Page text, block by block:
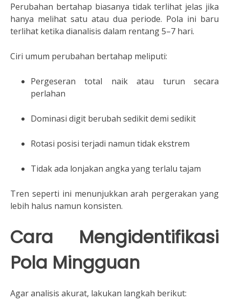
Perubahan bertahap biasanya tidak terlihat jelas jika
hanya melihat satu atau dua periode. Pola ini baru
terlihat ketika dianalisis dalam rentang 5–7 hari.
Ciri umum perubahan bertahap meliputi:
Pergeseran total naik atau turun secara
perlahan
Dominasi digit berubah sedikit demi sedikit
Rotasi posisi terjadi namun tidak ekstrem
Tidak ada lonjakan angka yang terlalu tajam
Tren seperti ini menunjukkan arah pergerakan yang
lebih halus namun konsisten.
Cara Mengidentifikasi
Pola Mingguan
Agar analisis akurat, lakukan langkah berikut: